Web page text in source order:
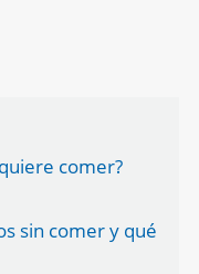
comer?
sin comer y qué